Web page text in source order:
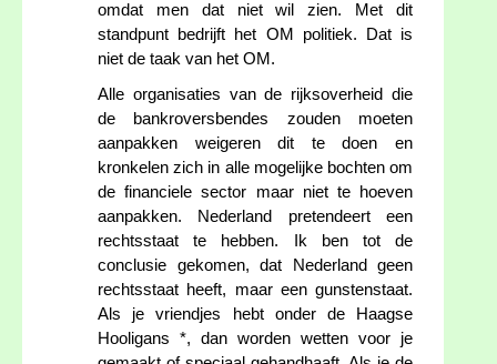
omdat men dat niet wil zien. Met dit
standpunt bedrijft het OM politiek. Dat is
niet de taak van het OM.
Alle organisaties van de rijksoverheid die
de bankroversbendes zouden moeten
aanpakken weigeren dit te doen en
kronkelen zich in alle mogelijke bochten om
de financiele sector maar niet te hoeven
aanpakken. Nederland pretendeert een
rechtsstaat te hebben. Ik ben tot de
conclusie gekomen, dat Nederland geen
rechtsstaat heeft, maar een gunstenstaat.
Als je vriendjes hebt onder de Haagse
Hooligans *, dan worden wetten voor je